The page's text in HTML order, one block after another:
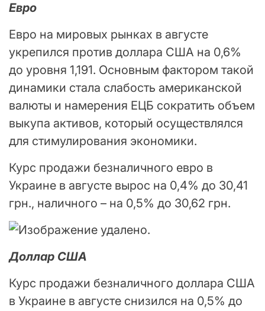
Евро
Евро на мировых рынках в августе
укрепился против доллара США на 0,6%
до уровня 1,191. Основным фактором такой
динамики стала слабость американской
валюты и намерения ЕЦБ сократить объем
выкупа активов, который осуществлялся
для стимулирования экономики.
Курс продажи безналичного евро в
Украине в августе вырос на 0,4% до 30,41
грн., наличного – на 0,5% до 30,62 грн.
Доллар США
Курс продажи безналичного доллара США
в Украине в августе снизился на 0,5% до